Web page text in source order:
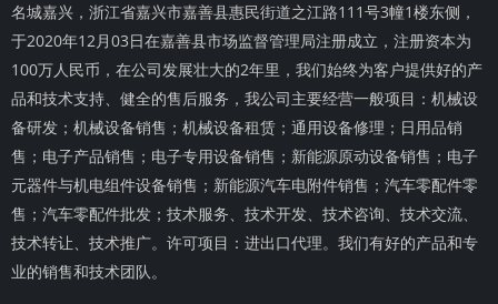
名城嘉兴，浙江省嘉兴市嘉善县惠民街道之江路111号3幢1楼东侧，
于2020年12月03日在嘉善县市场监督管理局注册成立，注册资本为
100万人民币，在公司发展壮大的2年里，我们始终为客户提供好的产
品和技术支持、健全的售后服务，我公司主要经营一般项目：机械设
备研发；机械设备销售；机械设备租赁；通用设备修理；日用品销
售；电子产品销售；电子专用设备销售；新能源原动设备销售；电子
元器件与机电组件设备销售；新能源汽车电附件销售；汽车零配件零
售；汽车零配件批发；技术服务、技术开发、技术咨询、技术交流、
技术转让、技术推广。许可项目：进出口代理。我们有好的产品和专
业的销售和技术团队。